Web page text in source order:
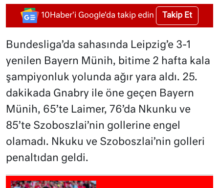
10Haber'i Google'da takip edin Takip Et
Bundesliga’da sahasında Leipzig’e 3-1
yenilen Bayern Münih, bitime 2 hafta kala
şampiyonluk yolunda ağır yara aldı. 25.
dakikada Gnabry ile öne geçen Bayern
Münih, 65’te Laimer, 76’da Nkunku ve
85’te Szoboszlai’nin gollerine engel
olamadı. Nkuku ve Szoboszlai’nin golleri
penaltıdan geldi.